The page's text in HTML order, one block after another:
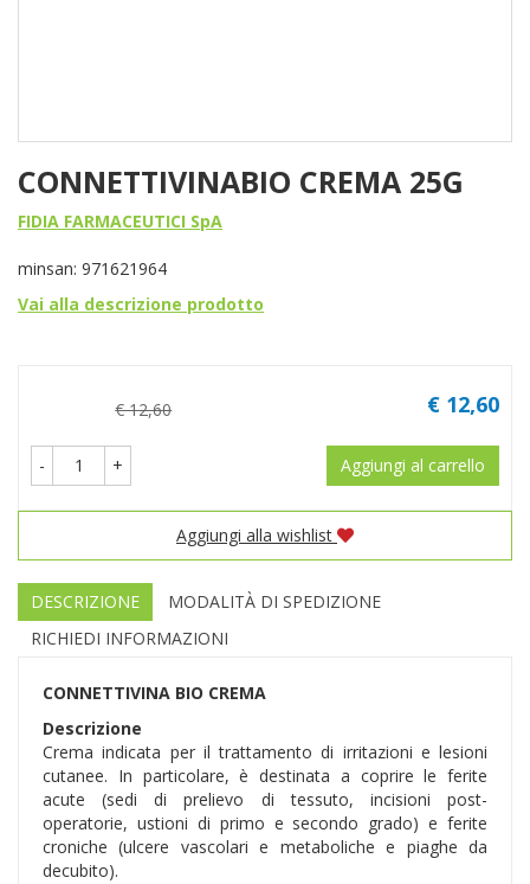
CONNETTIVINABIO CREMA 25G
FIDIA FARMACEUTICI SpA
minsan: 971621964
Vai alla descrizione prodotto
€ 12,60
€ 12,60
- + Aggiungi al carrello
Aggiungi alla wishlist
DESCRIZIONE
MODALITÀ DI SPEDIZIONE
RICHIEDI INFORMAZIONI
CONNETTIVINA BIO CREMA
Descrizione
Crema indicata per il trattamento di irritazioni e lesioni
cutanee. In particolare, è destinata a coprire le ferite
acute (sedi di prelievo di tessuto, incisioni post-
operatorie, ustioni di primo e secondo grado) e ferite
croniche (ulcere vascolari e metaboliche e piaghe da
decubito).